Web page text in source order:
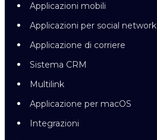
Applicazioni mobili
Applicazioni per social network
Applicazione di corriere
Sistema CRM
Multilink
Applicazione per macOS
Integrazioni